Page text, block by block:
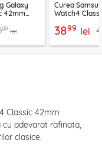
Galaxy
42mm
99 lei
Curea
Watch4
3899 lei
Classic 42mm
adevarat rafinata,
clasice.